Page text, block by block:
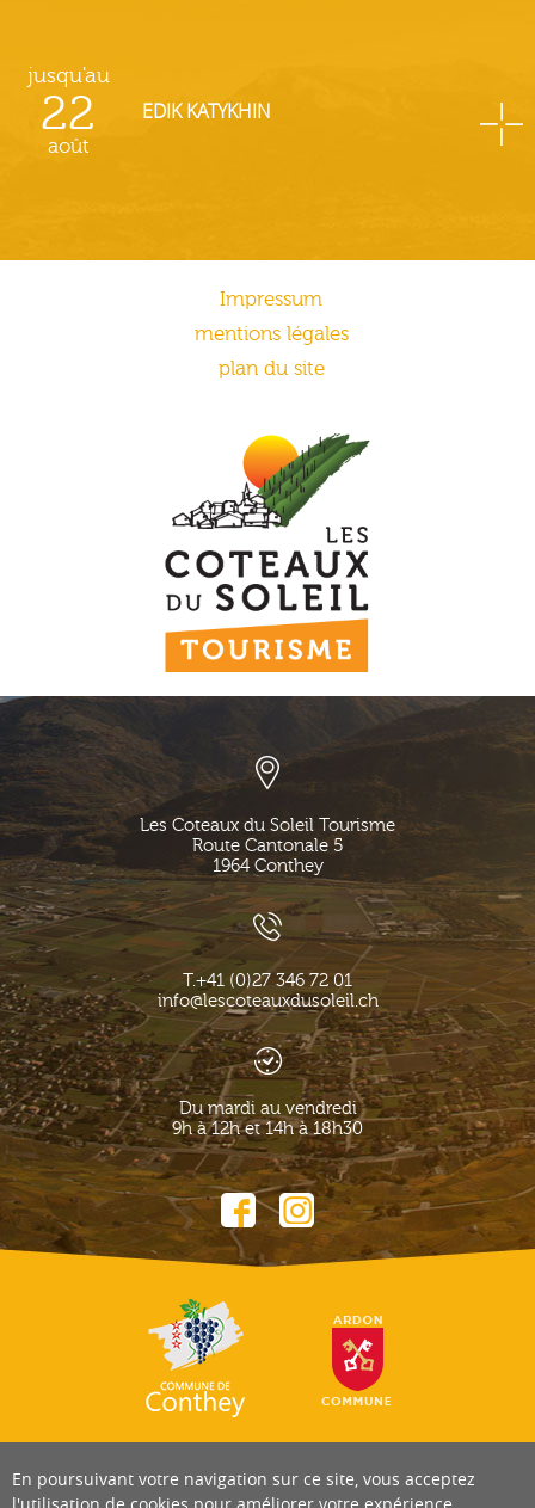
jusqu'au
22
août
EDIK KATYKHIN
Impressum
mentions légales
plan du site
Les Coteaux du Soleil Tourisme
Route Cantonale 5
1964 Conthey
T.+41 (0)27 346 72 01
info@lescoteauxdusoleil.ch
Du mardi au vendredi
9h à 12h et 14h à 18h30
En poursuivant votre navigation sur ce site, vous acceptez